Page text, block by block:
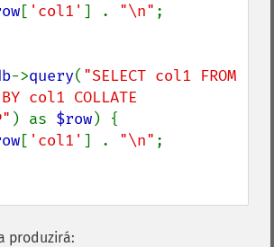
[ 'col1' ] . "\n" ;
->query( "SELECT col1 FROM
col1 COLLATE
) as $row) {
[ 'col1' ] . "\n" ;
produzirá: